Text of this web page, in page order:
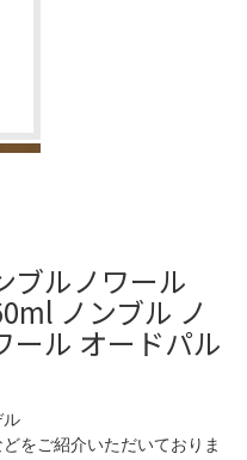
ルノワール
ノンブル ノ
ール オードパル
ル
をご紹介いただいておりま